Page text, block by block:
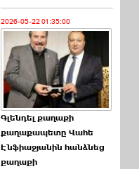
2026-05-22 01:35:00
Գլենդել քաղաքի
քաղաքապետը Վահե
Էնֆիաջյանին հանձնեց
քաղաքի